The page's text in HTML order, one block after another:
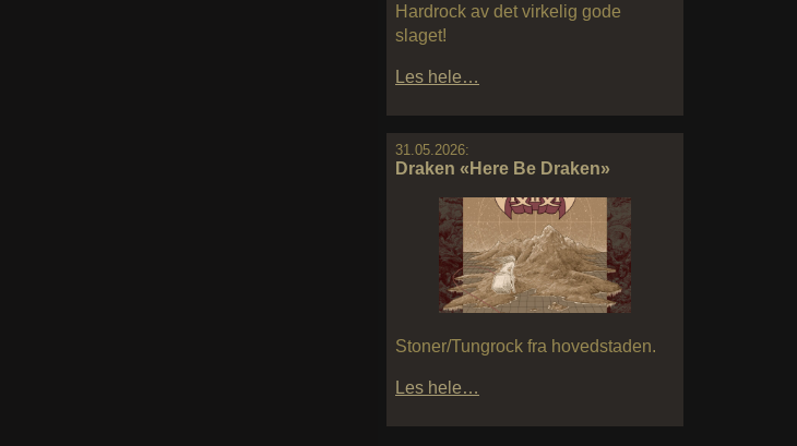
Hardrock av det virkelig gode
slaget!
Les hele…
31.05.2026:
Draken «Here Be Draken»
Stoner/Tungrock fra hovedstaden.
Les hele…